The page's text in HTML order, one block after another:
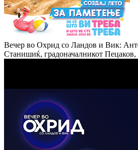
Вечер во Охрид со Ландов и Вик:
Станишиќ, градоначалникот Пецаков,